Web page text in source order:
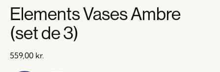
Elements Vases Ambre
(set de 3)
559,00 kr.